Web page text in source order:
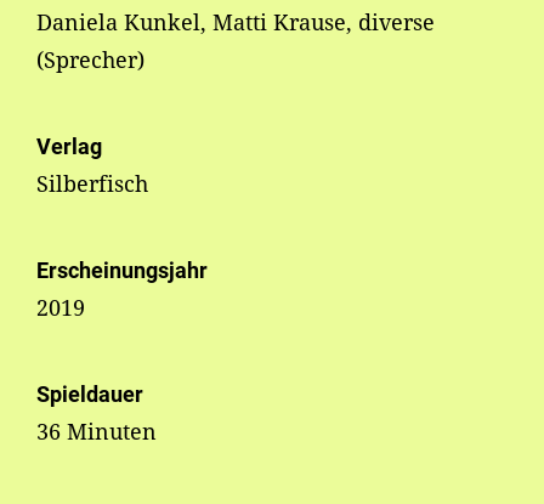
Daniela Kunkel, Matti Krause, diverse
(Sprecher)
Verlag
Silberfisch
Erscheinungsjahr
2019
Spieldauer
36 Minuten